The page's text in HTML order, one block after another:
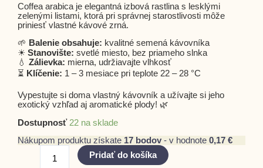
5.00z 5 na
základe
zákazníckej
recenzie
Coffea arabica je elegantná izbová rastlina s lesklými
zelenými listami, ktorá pri správnej starostlivosti môže
priniesť vlastné kávové zrná.
🌱 Balenie obsahuje: kvalitné semená kávovníka
☀Stanovište: svetlé miesto, bez priameho slnka
💧Zálievka: mierna, udržiavajte vlhkosť
⏳ Klíčenie: 1 – 3 mesiace pri teplote 22 – 28 °C
Vypestujte si doma vlastný kávovník a užívajte si jeho
exotický vzhľad aj aromatické plody! 🌿
Dostupnosť 22 na sklade
Nákupom produktu získate 17 bodov - v hodnote0,17€
Pridať do košíka